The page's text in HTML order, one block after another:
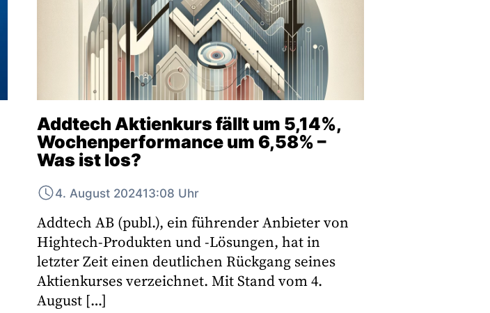
Addtech Aktienkurs fällt um 5,14%,
Wochenperformance um 6,58% –
Was ist los?
4. August 202413:08 Uhr
Addtech AB (publ.), ein führender Anbieter von
Hightech-Produkten und -Lösungen, hat in
letzter Zeit einen deutlichen Rückgang seines
Aktienkurses verzeichnet. Mit Stand vom 4.
August […]